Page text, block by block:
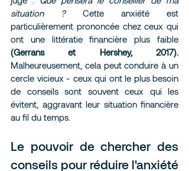
situation ? Cette anxiété est
particulièrement prononcée chez ceux qui
(Gerrans et Hershey, 2017).
Malheureusement, cela peut conduire à un
cercle vicieux - ceux qui ont le plus besoin
de conseils sont souvent ceux qui les
évitent, aggravant leur situation financière
au fil du temps.
Le pouvoir de chercher des
conseils pour réduire l'anxiété